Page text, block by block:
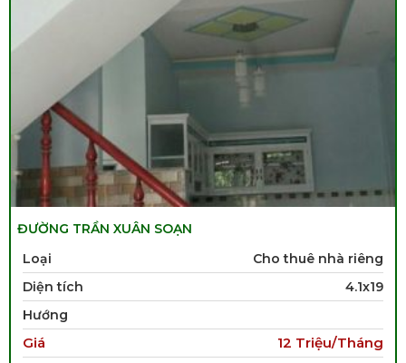
ĐƯỜNG TRẦN XUÂN SOẠN
Loại
Cho thuê nhà riêng
Diện tích
4.1x19
Hướng
Giá 12 Triệu/Tháng